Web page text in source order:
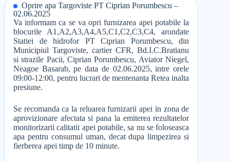
Oprire apa Targoviste PT Ciprian Porumbescu –
02.06.2025
Va informam ca se va opri furnizarea apei potabile la
blocurile A1,A2,A3,A4,A5,C1,C2,C3,C4, arondate
Statiei de hidrofor PT Ciprian Porumbescu, din
Municipiul Targoviste, cartier CFR, Bd.I.C.Bratianu
si strazile Pacii, Ciprian Porumbescu, Aviator Niegel,
Neagoe Basarab, pe data de 02.06.2025, intre orele
09:00-12:00, pentru lucrari de mentenanta Retea inalta
presiune.
Se recomanda ca la reluarea furnizarii apei in zona de
aprovizionare afectata si pana la emiterea rezultatelor
monitorizarii calitatii apei potabile, sa nu se foloseasca
apa pentru consumul uman, decat dupa limpezirea si
fierberea apei timp de 10 minute.